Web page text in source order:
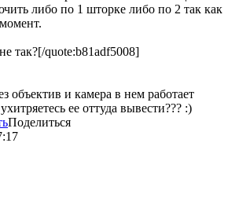
либо по 1 шторке либо по 2 так как
так?[/quote:b81adf5008]
объектив и камера в нем работает
ее оттуда вывести??? :)
Поделиться